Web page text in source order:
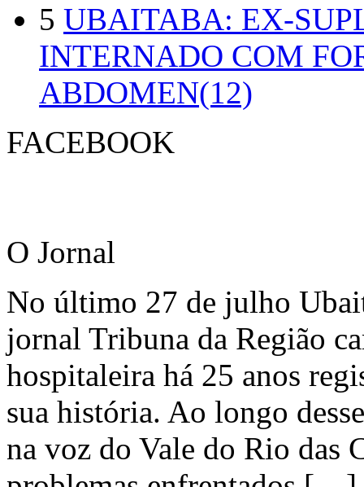
5 UBAITABA: EX-
INTERNADO COM
ABDOMEN(12)
FACEBOOK
O Jornal
No último 27 de julho
jornal Tribuna da Região
hospitaleira há 25 anos
sua história. Ao longo
na voz do Vale do Rio das